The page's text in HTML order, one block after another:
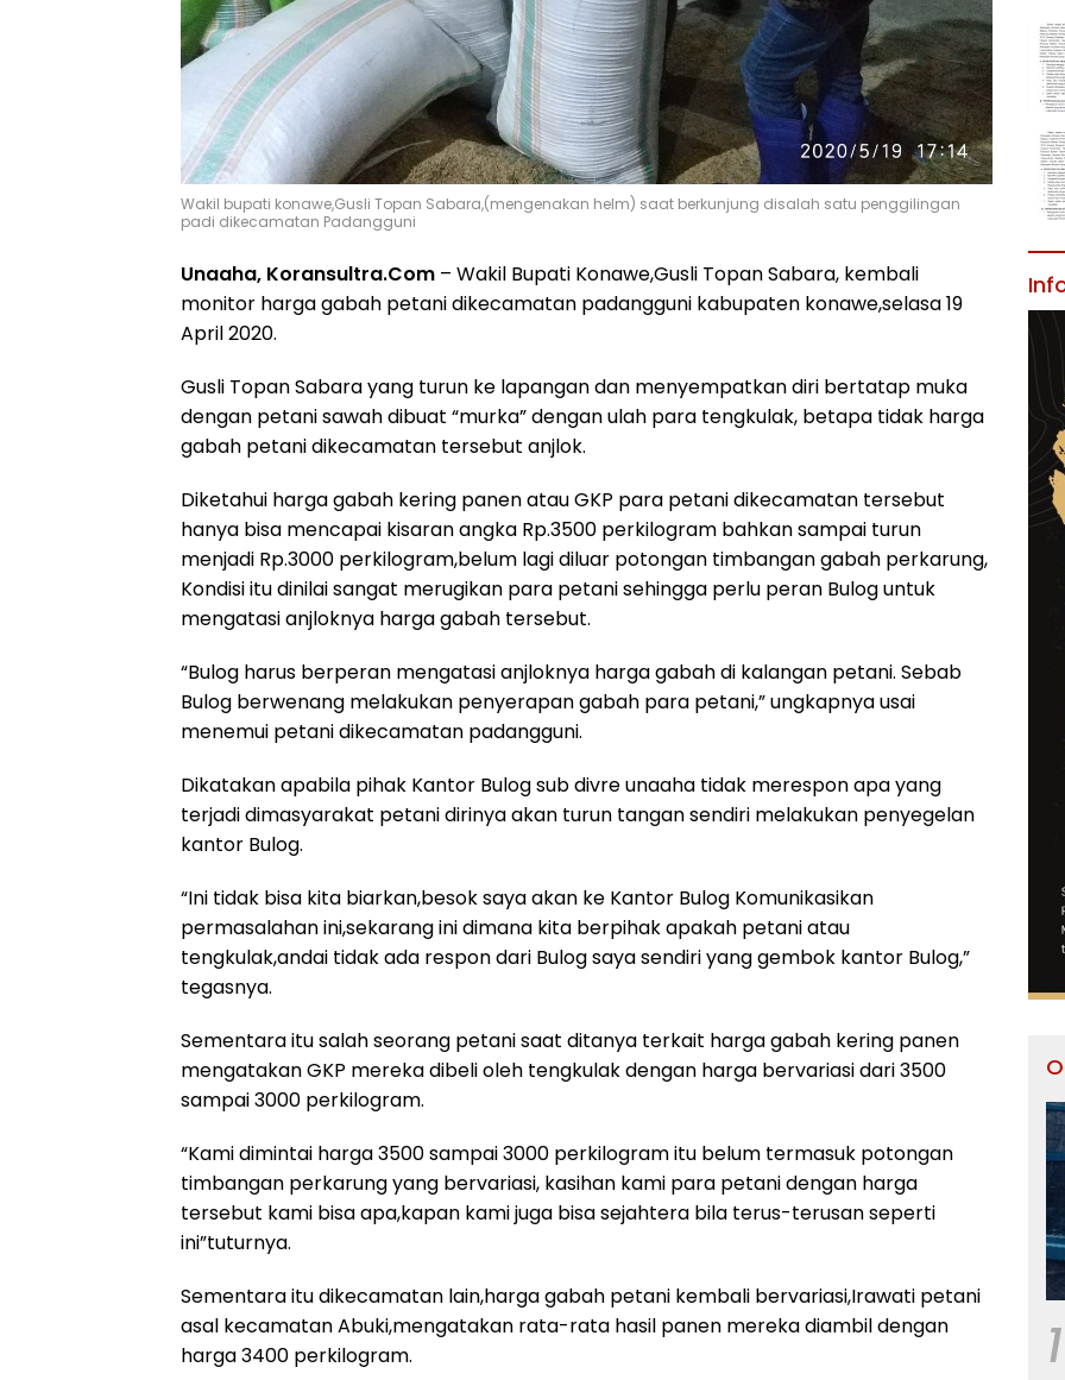
Wakil bupati konawe,Gusli Topan Sabara,(mengenakan helm) saat berkunjung disalah satu penggilingan
padi dikecamatan Padangguni
Unaaha, Koransultra.Com – Wakil Bupati Konawe,Gusli Topan Sabara, kembali
monitor harga gabah petani dikecamatan padangguni kabupaten konawe,selasa 19
April 2020.
Gusli Topan Sabara yang turun ke lapangan dan menyempatkan diri bertatap muka
dengan petani sawah dibuat “murka” dengan ulah para tengkulak, betapa tidak harga
gabah petani dikecamatan tersebut anjlok.
Diketahui harga gabah kering panen atau GKP para petani dikecamatan tersebut
hanya bisa mencapai kisaran angka Rp.3500 perkilogram bahkan sampai turun
menjadi Rp.3000 perkilogram,belum lagi diluar potongan timbangan gabah perkarung,
Kondisi itu dinilai sangat merugikan para petani sehingga perlu peran Bulog untuk
mengatasi anjloknya harga gabah tersebut.
“Bulog harus berperan mengatasi anjloknya harga gabah di kalangan petani. Sebab
Bulog berwenang melakukan penyerapan gabah para petani,” ungkapnya usai
menemui petani dikecamatan padangguni.
Dikatakan apabila pihak Kantor Bulog sub divre unaaha tidak merespon apa yang
terjadi dimasyarakat petani dirinya akan turun tangan sendiri melakukan penyegelan
kantor Bulog.
“Ini tidak bisa kita biarkan,besok saya akan ke Kantor Bulog Komunikasikan
permasalahan ini,sekarang ini dimana kita berpihak apakah petani atau
tengkulak,andai tidak ada respon dari Bulog saya sendiri yang gembok kantor Bulog,”
tegasnya.
Sementara itu salah seorang petani saat ditanya terkait harga gabah kering panen
mengatakan GKP mereka dibeli oleh tengkulak dengan harga bervariasi dari 3500
sampai 3000 perkilogram.
“Kami dimintai harga 3500 sampai 3000 perkilogram itu belum termasuk potongan
timbangan perkarung yang bervariasi, kasihan kami para petani dengan harga
tersebut kami bisa apa,kapan kami juga bisa sejahtera bila terus-terusan seperti
ini”tuturnya.
Sementara itu dikecamatan lain,harga gabah petani kembali bervariasi,Irawati petani
asal kecamatan Abuki,mengatakan rata-rata hasil panen mereka diambil dengan
harga 3400 perkilogram.
1